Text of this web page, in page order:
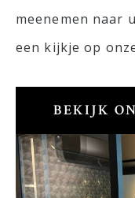
meenemen naar
een kijkje op
BEKIJK